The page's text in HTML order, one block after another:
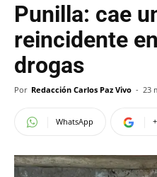
Punilla: cae
reincidente
drogas
Por Redacción Carlos Paz Vivo - 23
WhatsApp